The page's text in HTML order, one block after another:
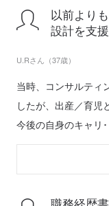
以前より
設計を支
U.Rさん（37歳）
当時、コンサルティ
したが、出産／育児
今後の自身のキャリ･